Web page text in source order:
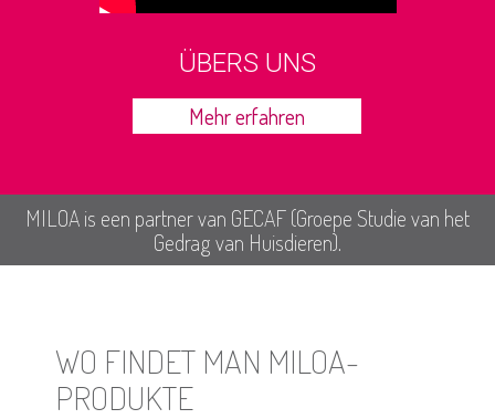
ÜBERS UNS
Mehr erfahren
MILOA is een partner van GECAF (Groepe Studie van het
Gedrag van Huisdieren).
WO FINDET MAN MILOA-
PRODUKTE